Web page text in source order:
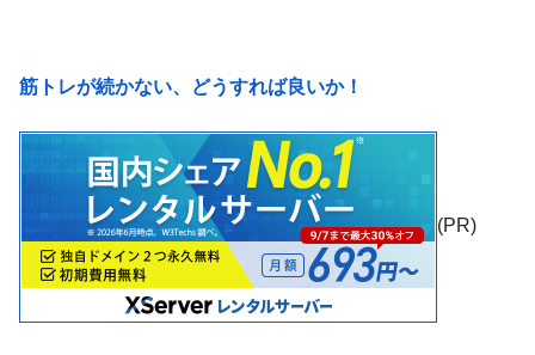
筋トレが続かない、どうすれば良いか！
(PR)